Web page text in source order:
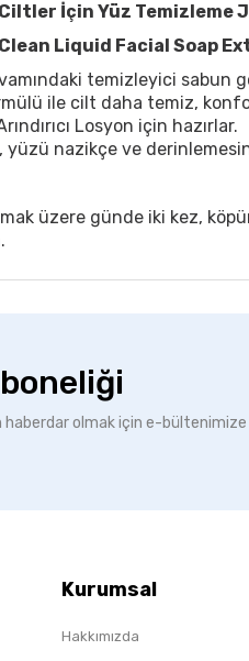
İçin Yüz Temizleme
Liquid Facial Soap
temizleyici
ile cilt daha temiz,
Losyon için hazırlar.
yüzü nazikçe ve
üzere günde iki kez,
haberdar olmak için e-bültenimize
Kurumsal
Hakkımızda